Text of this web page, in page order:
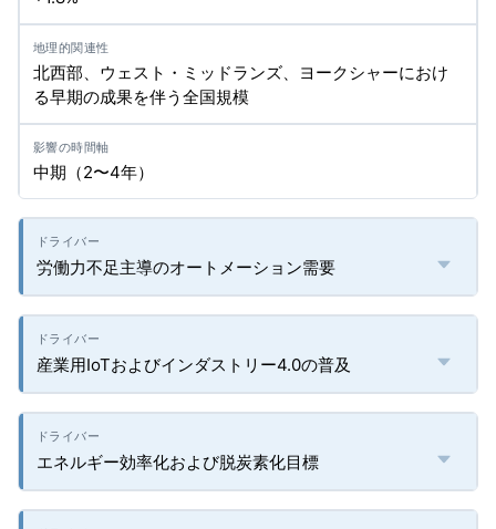
北西部、ウェスト・ミッドランズ、ヨークシャーにおけ
る早期の成果を伴う全国規模
中期（2〜4年）
労働力不足主導のオートメーション需要
産業用IoTおよびインダストリー4.0の普及
エネルギー効率化および脱炭素化目標